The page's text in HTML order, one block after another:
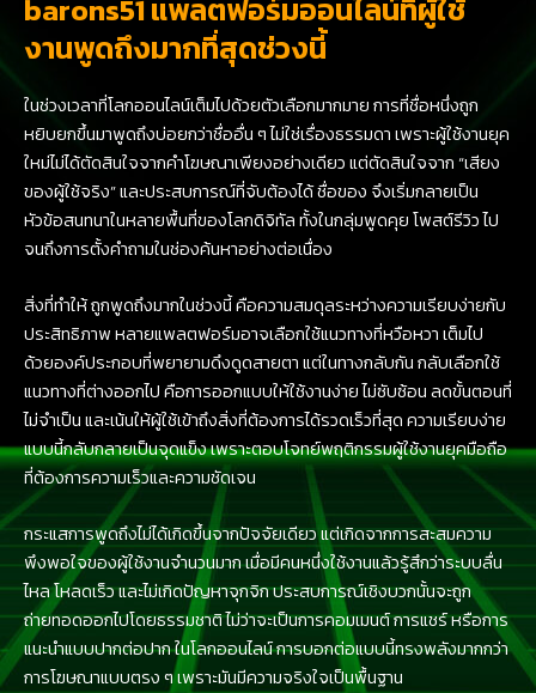
งานพูดถึงมากที่สุดช่วงนี้
ในช่วงเวลาที่โลกออนไลน์เต็มไปด้วยตัวเลือกมากมาย การที่ชื่อหนึ่งถูก
หยิบยกขึ้นมาพูดถึงบ่อยกว่าชื่ออื่น ๆ ไม่ใช่เรื่องธรรมดา เพราะผู้ใช้งานยุค
ใหม่ไม่ได้ตัดสินใจจากคำโฆษณาเพียงอย่างเดียว แต่ตัดสินใจจาก “เสียง
ของผู้ใช้จริง” และประสบการณ์ที่จับต้องได้ ชื่อของ จึงเริ่มกลายเป็น
หัวข้อสนทนาในหลายพื้นที่ของโลกดิจิทัล ทั้งในกลุ่มพูดคุย โพสต์รีวิว ไป
จนถึงการตั้งคำถามในช่องค้นหาอย่างต่อเนื่อง
สิ่งที่ทำให้ ถูกพูดถึงมากในช่วงนี้ คือความสมดุลระหว่างความเรียบง่ายกับ
ประสิทธิภาพ หลายแพลตฟอร์มอาจเลือกใช้แนวทางที่หวือหวา เต็มไป
ด้วยองค์ประกอบที่พยายามดึงดูดสายตา แต่ในทางกลับกัน กลับเลือกใช้
แนวทางที่ต่างออกไป คือการออกแบบให้ใช้งานง่าย ไม่ซับซ้อน ลดขั้นตอนที่
ไม่จำเป็น และเน้นให้ผู้ใช้เข้าถึงสิ่งที่ต้องการได้รวดเร็วที่สุด ความเรียบง่าย
แบบนี้กลับกลายเป็นจุดแข็ง เพราะตอบโจทย์พฤติกรรมผู้ใช้งานยุคมือถือ
ที่ต้องการความเร็วและความชัดเจน
กระแสการพูดถึงไม่ได้เกิดขึ้นจากปัจจัยเดียว แต่เกิดจากการสะสมความ
พึงพอใจของผู้ใช้งานจำนวนมาก เมื่อมีคนหนึ่งใช้งานแล้วรู้สึกว่าระบบลื่น
ไหล โหลดเร็ว และไม่เกิดปัญหาจุกจิก ประสบการณ์เชิงบวกนั้นจะถูก
ถ่ายทอดออกไปโดยธรรมชาติ ไม่ว่าจะเป็นการคอมเมนต์ การแชร์ หรือการ
แนะนำแบบปากต่อปาก ในโลกออนไลน์ การบอกต่อแบบนี้ทรงพลังมากกว่า
การโฆษณาแบบตรง ๆ เพราะมันมีความจริงใจเป็นพื้นฐาน